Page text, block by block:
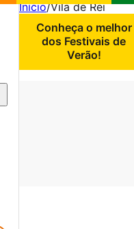
Início/Vila de Rei
Conheça o melhor
dos Festivais de
Verão!